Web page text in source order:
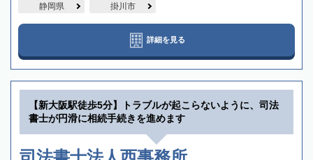
静岡県 掛川市
詳細を見る
【新大阪駅徒歩5分】トラブルが起こらないように、司法
書士が円滑に相続手続きを進めます